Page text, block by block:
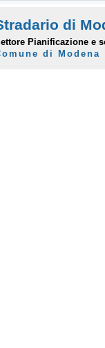
di
Pianificazione e
di Modena